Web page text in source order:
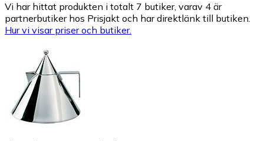
Vi har hittat produkten i totalt 7 butiker, varav 4 är
partnerbutiker hos Prisjakt och har direktlänk till butiken.
Hur vi visar priser och butiker.